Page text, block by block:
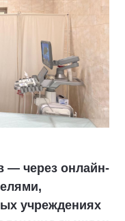
— через онлайн-
учреждениях